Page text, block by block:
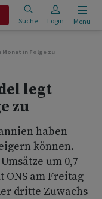
Suche Login Menu
in Folge zu
legt
zu
haben
können.
um 0,7
ONS am Freitag
dritte Zuwachs